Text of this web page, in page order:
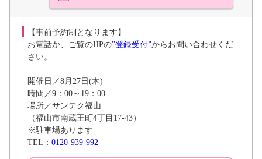
【事前予約制となります】
お電話か、ご覧のHPの”登録受付”からお問い合わせくだ
さい。
開催日／8月27日(木)
時間／9：00～19：00
場所／サンテク福山
（福山市南蔵王町4丁目17-43）
※駐車場あります
TEL： 0120-939-992